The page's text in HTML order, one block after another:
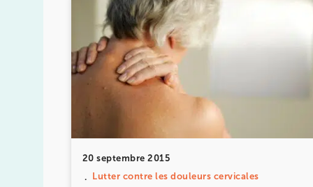
20 septembre 2015
Lutter contre les douleurs cervicales
IK PARIS 16 – TROCADÉRO
8 Av. de Camoens 75116 Paris
8 Av. de Camoens 75116 Paris
01 42 15 22 46
IK PARIS 15 – SÉGUR